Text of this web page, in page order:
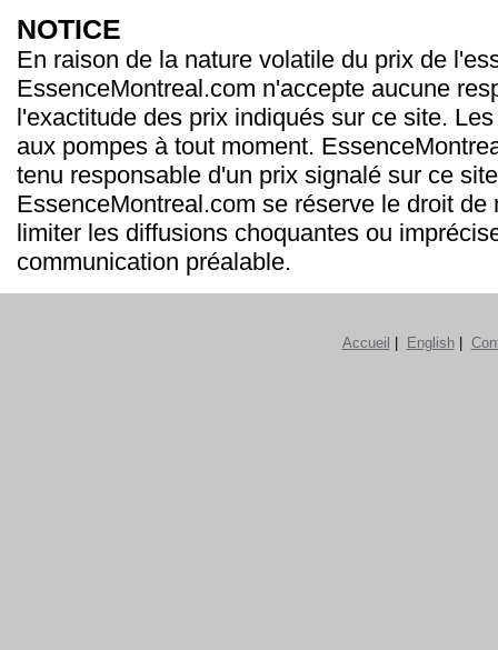
NOTICE
En raison de la nature volatile du prix de
EssenceMontreal.com n'accepte aucune
l'exactitude des prix indiqués sur ce site.
aux pompes à tout moment.
tenu responsable d'un prix signalé sur ce
EssenceMontreal.com se réserve le droit de
limiter les diffusions choquantes ou
communication préalable.
Accueil English|